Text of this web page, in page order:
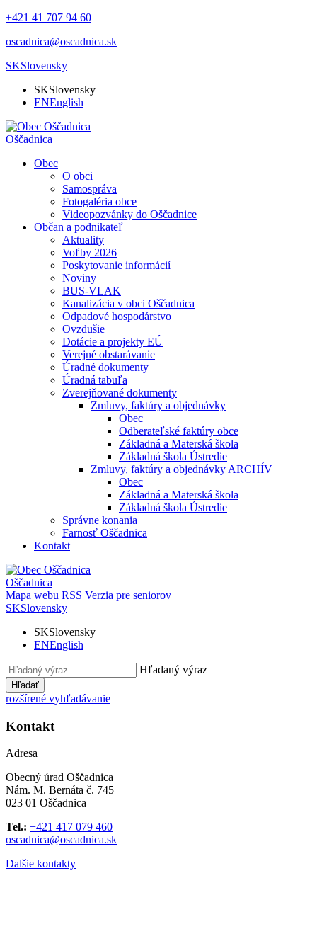
+421 41 707 94 60
oscadnica@oscadnica.sk
SKSlovensky
SKSlovensky
ENEnglish
Oščadnica
Obec
O obci
Samospráva
Fotogaléria obce
Videopozvánky do Oščadnice
Občan a podnikateľ
Aktuality
Voľby 2026
Poskytovanie informácií
Noviny
BUS-VLAK
Kanalizácia v obci Oščadnica
Odpadové hospodárstvo
Ovzdušie
Dotácie a projekty EÚ
Verejné obstarávanie
Úradné dokumenty
Úradná tabuľa
Zverejňované dokumenty
Zmluvy, faktúry a objednávky
Obec
Odberateľské faktúry obce
Základná a Materská škola
Základná škola Ústredie
Zmluvy, faktúry a objednávky ARCHÍV
Obec
Základná a Materská škola
Základná škola Ústredie
Správne konania
Farnosť Oščadnica
Kontakt
Oščadnica
Mapa webu RSS Verzia pre seniorov
SKSlovensky
SKSlovensky
ENEnglish
Hľadaný výraz
Hľadať
rozšírené vyhľadávanie
Kontakt
Adresa
Obecný úrad Oščadnica
Nám. M. Bernáta č. 745
023 01 Oščadnica
Tel.: +421 417 079 460
oscadnica@oscadnica.sk
Dalšie kontakty